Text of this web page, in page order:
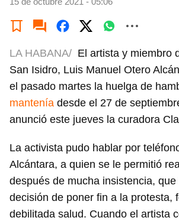
LA HABANA/ El artista y miembro
San Isidro, Luis Manuel Otero
el pasado martes la huelga de
mantenía desde el 27 de
anunció este jueves la curadora
La activista pudo hablar por
Alcántara, a quien se le permitió
después de mucha insistencia,
decisión de poner fin a la protesta,
debilitada salud. Cuando el artista